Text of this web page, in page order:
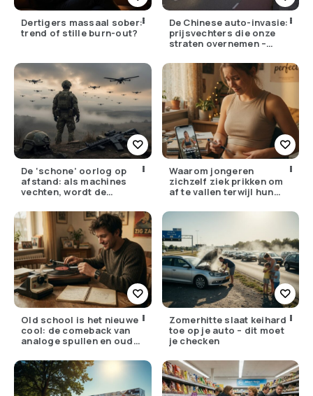
Dertigers massaal sober:
trend of stille burn-out?
De Chinese auto-invasie:
prijsvechters die onze
straten overnemen –
écht?
De ‘schone’ oorlog op
afstand: als machines
vechten, wordt de
lager
Waarom jongeren
zichzelf ziek prikken om
af te vallen terwijl hun
bellen
Old school is het nieuwe
cool: de comeback van
analoge spullen en oude
Zomerhitte slaat keihard
toe op je auto – dit moet
je checken